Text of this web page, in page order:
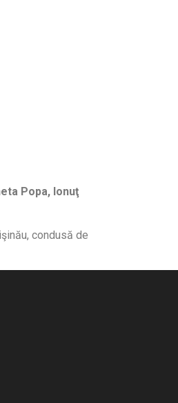
Popa, Ionuţ
condusă de